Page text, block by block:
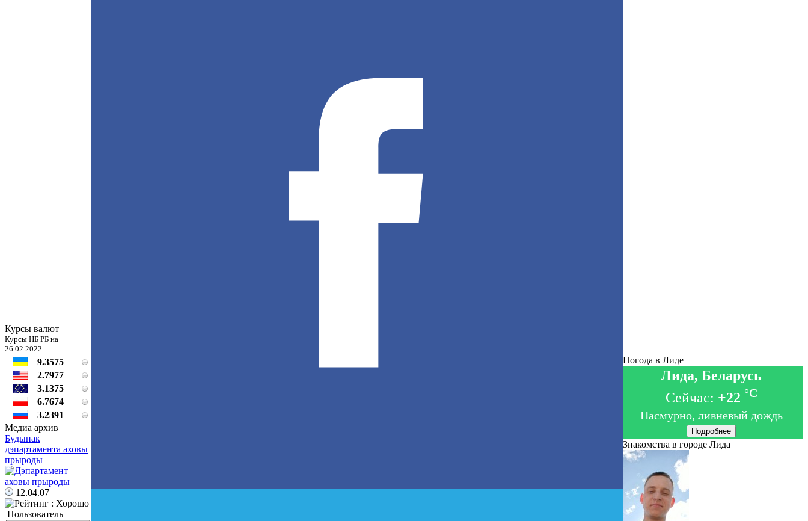
Курсы валют
Курсы НБ РБ на
26.02.2022
9.3575
2.7977
3.1375
6.7674
3.2391
Медиа архив
Будынак
дэпартамента аховы
прыроды
12.04.07
Пользователь
Погода в Лиде
Лида, Беларусь
Сейчас: +22 °C
Пасмурно, ливневый дождь
Подробнее
Знакомства в городе Лида